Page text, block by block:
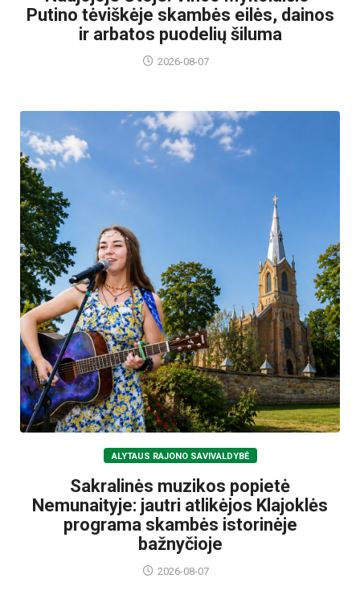
Putino tėviškėje skambės eilės, dainos
ir arbatos puodelių šiluma
2026-08-07
ALYTAUS RAJONO SAVIVALDYBĖ
Sakralinės muzikos popietė
Nemunaityje: jautri atlikėjos Klajoklės
programa skambės istorinėje
bažnyčioje
2026-08-07